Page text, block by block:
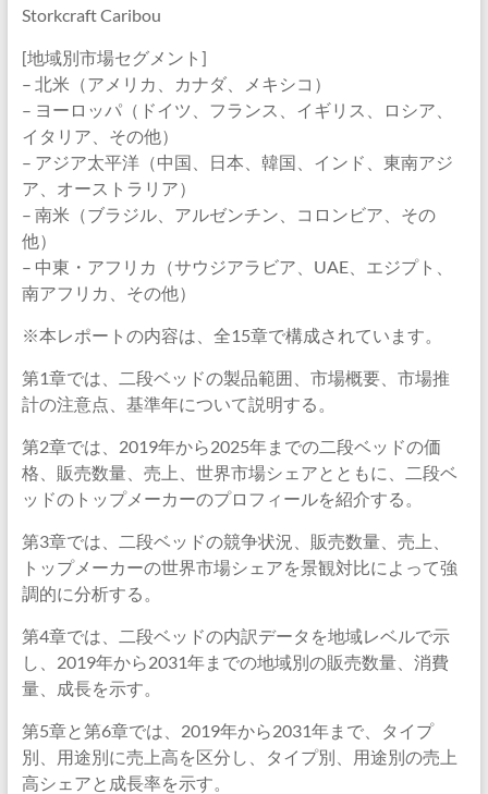
Storkcraft Caribou
[地域別市場セグメント]
– 北米（アメリカ、カナダ、メキシコ）
– ヨーロッパ（ドイツ、フランス、イギリス、ロシア、
イタリア、その他）
– アジア太平洋（中国、日本、韓国、インド、東南アジ
ア、オーストラリア）
– 南米（ブラジル、アルゼンチン、コロンビア、その
他）
– 中東・アフリカ（サウジアラビア、UAE、エジプト、
南アフリカ、その他）
※本レポートの内容は、全15章で構成されています。
第1章では、二段ベッドの製品範囲、市場概要、市場推
計の注意点、基準年について説明する。
第2章では、2019年から2025年までの二段ベッドの価
格、販売数量、売上、世界市場シェアとともに、二段ベ
ッドのトップメーカーのプロフィールを紹介する。
第3章では、二段ベッドの競争状況、販売数量、売上、
トップメーカーの世界市場シェアを景観対比によって強
調的に分析する。
第4章では、二段ベッドの内訳データを地域レベルで示
し、2019年から2031年までの地域別の販売数量、消費
量、成長を示す。
第5章と第6章では、2019年から2031年まで、タイプ
別、用途別に売上高を区分し、タイプ別、用途別の売上
高シェアと成長率を示す。